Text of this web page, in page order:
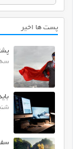
پست ها اخیر
شنبه ،